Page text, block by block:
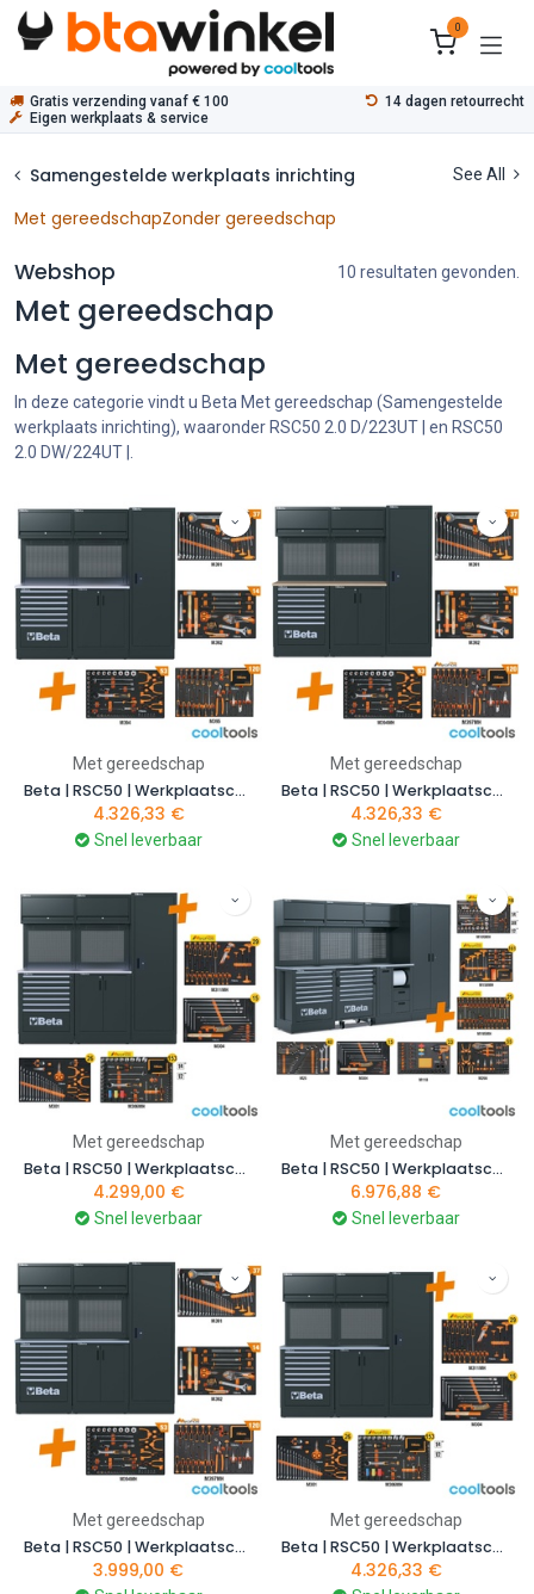
Overslaan naar inhoud
0
Gratis verzending vanaf € 100
14 dagen retourrecht
Eigen werkplaats & service
Samengestelde werkplaats inrichting See All
Met gereedschapZonder gereedschap
Webshop 10 resultaten gevonden.
Met gereedschap
Met gereedschap
In deze categorie vindt u Beta Met gereedschap (Samengestelde
werkplaats inrichting), waaronder RSC50 2.0 D/223UT | en RSC50
2.0 DW/224UT |.
Met gereedschap
Beta | RSC50 | Werkplaatscombinatie met 224-delige gereedschapsset | RSC50 2.0 DX/224UT | 050001080
4.326,33 €
Snel leverbaar
Met gereedschap
Beta | RSC50 | Werkplaatscombinatie met 224-delige gereedschapsset | RSC50 2.0 DW/224UT | 050001081
4.326,33 €
Snel leverbaar
Met gereedschap
Beta | RSC50 | Werkplaatscombinatie met 223-delige gereedschapsset | RSC50 2.0 DX/223UT | 050001082
4.299,00 €
Snel leverbaar
Met gereedschap
Beta | RSC50 | Werkplaatscombinatie met 445-delige gereedschapsset | RSC50 2.0 FX/445UT | 050001086
6.976,88 €
Snel leverbaar
Met gereedschap
Beta | RSC50 | Werkplaatscombinatie met 224-delige gereedschapsset | RSC50 2.0 D/224UT | 050001090
3.999,00 €
Met gereedschap
Beta | RSC50 | Werkplaatscombinatie met 223-delige gereedschapsset | RSC50 2.0 D/223UT | 050001092
4.326,33 €